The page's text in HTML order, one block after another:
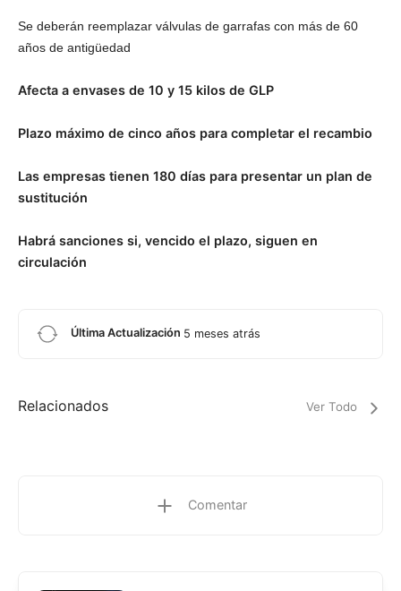
Se deberán reemplazar válvulas de garrafas con más de 60
años de antigüedad
Afecta a envases de 10 y 15 kilos de GLP
Plazo máximo de cinco años para completar el recambio
Las empresas tienen 180 días para presentar un plan de
sustitución
Habrá sanciones si, vencido el plazo, siguen en
circulación
Última Actualización 5 meses atrás
Relacionados Ver Todo
Comentar